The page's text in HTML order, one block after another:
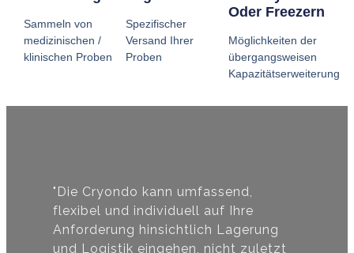
Sammeln von
medizinischen /
klinischen Proben
Spezifischer
Versand Ihrer
Proben
Oder Freezern
Möglichkeiten der
übergangsweisen
Kapazitätserweiterung
"Die Cryondo kann umfassend,
flexibel und individuell auf Ihre
Anforderung hinsichtlich Lagerung
und Logistik eingehen, nicht zuletzt